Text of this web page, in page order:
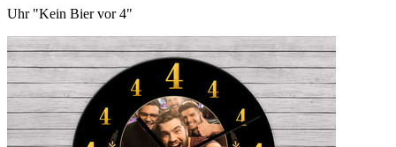
Uhr "Kein Bier vor 4"